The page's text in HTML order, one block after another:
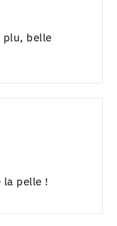
plu, belle
la pelle !